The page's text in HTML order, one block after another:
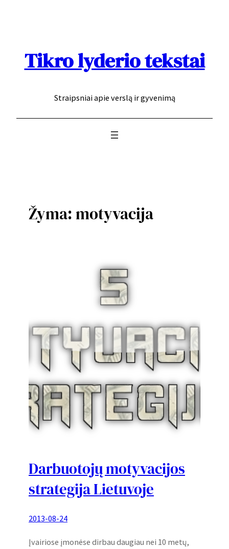
Tikro lyderio tekstai
Straipsniai apie verslą ir gyvenimą
Žyma:motyvacija
Darbuotojų motyvacijos
strategija Lietuvoje
2013-08-24
Įvairiose įmonėse dirbau daugiau nei 10 metų,